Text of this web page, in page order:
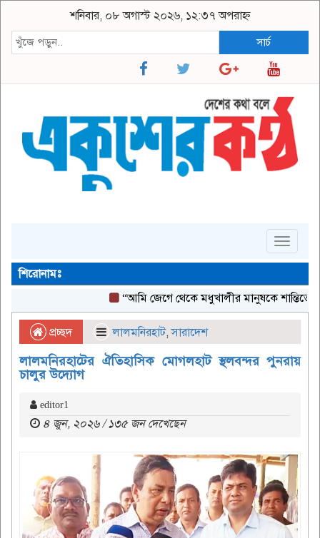
শনিবার, ০৮ অগাস্ট ২০২৬, ১২:৩৭ অপরাহ্ন
সার্চ
Toggle
শিরোনামঃ
“আমি জেগে থেকে মধুখালীর মানুষকে শান্তিতে
প্রচ্ছদ লালমনিরহাট,সারাদেশ
লালমনিরহাটের ঐতিহাসিক মোগলহাট স্থলবন্দর পুনরায়
চালুর উদ্যোগ
editor1
৪ জুন, ২০২৬ / ১৩৫ জন দেখেছেন